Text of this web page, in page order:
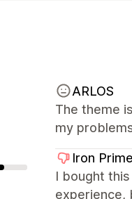
ARLOS
The theme
my
Iron Prime
I bought
experience,